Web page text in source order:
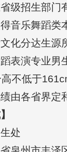
招生部门
音乐舞蹈类
化分达生源
表演专业男
不低于
各省界定和
处